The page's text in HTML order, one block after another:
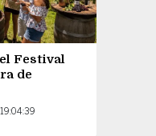
Festival
de